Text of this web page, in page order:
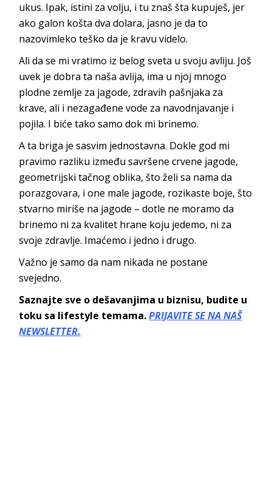
ukus. Ipak, istini za volju, i tu znaš šta kupuješ, jer
ako galon košta dva dolara, jasno je da to
nazovimleko teško da je kravu videlo.
Ali da se mi vratimo iz belog sveta u svoju avliju. Još
uvek je dobra ta naša avlija, ima u njoj mnogo
plodne zemlje za jagode, zdravih pašnjaka za
krave, ali i nezagađene vode za navodnjavanje i
pojila. I biće tako samo dok mi brinemo.
A ta briga je sasvim jednostavna. Dokle god mi
pravimo razliku između savršene crvene jagode,
geometrijski tačnog oblika, što želi sa nama da
porazgovara, i one male jagode, rozikaste boje, što
stvarno miriše na jagode – dotle ne moramo da
brinemo ni za kvalitet hrane koju jedemo, ni za
svoje zdravlje. Imaćemo i jedno i drugo.
Važno je samo da nam nikada ne postane
svejedno.
Saznajte sve o dešavanjima u biznisu, budite u
toku sa lifestyle temama.PRIJAVITE SE NA NAŠ
NEWSLETTER.